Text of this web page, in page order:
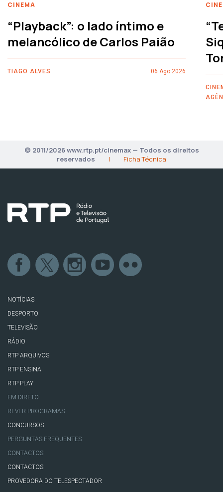
CINEMA
“Playback”: o lado íntimo e
melancólico de Carlos Paião
TIAGO ALVES 06 Ago 2026
© 2011/2026 www.rtp.pt/cinemax — Todos os direitos
reservados
| Ficha Técnica
NOTÍCIAS
DESPORTO
TELEVISÃO
RÁDIO
RTP ARQUIVOS
RTP ENSINA
RTP PLAY
EM DIRETO
REVER PROGRAMAS
CONCURSOS
PERGUNTAS FREQUENTES
CONTACTOS
CONTACTOS
PROVEDORA DO TELESPECTADOR